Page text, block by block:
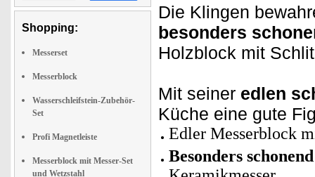
Shopping:
Messerset
Messerblock
Wasserschleifstein-Zubehör-
Set
Profi Magnetleiste
Messerblock mit Messer-Set
und Wetzstahl
Die Klingen
besonders
Holzblock mit
Mit seiner edlen
Küche eine gute
Edler Messerblock
Besonders schonend